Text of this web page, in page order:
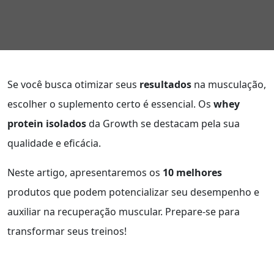
Se você busca otimizar seus resultados na musculação,
escolher o suplemento certo é essencial. Os whey
protein isoladosda Growth se destacam pela sua
qualidade e eficácia.
Neste artigo, apresentaremos os 10 melhores
produtos que podem potencializar seu desempenho e
auxiliar na recuperação muscular. Prepare-se para
transformar seus treinos!